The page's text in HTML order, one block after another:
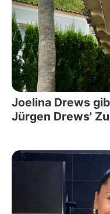
Joelina Drews
Jürgen Drews'